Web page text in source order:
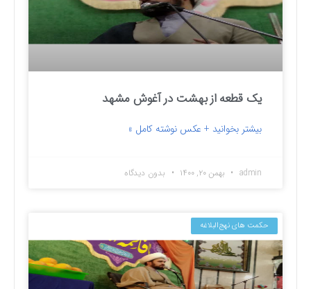
یک قطعه از بهشت در آغوش مشهد
بیشتر بخوانید + عکس نوشته کامل »
admin بهمن ۲۰, ۱۴۰۰ بدون دیدگاه
حکمت های نهج‌البلاغه